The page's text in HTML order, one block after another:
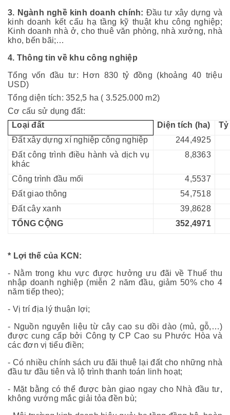
3. Ngành nghề kinh doanh chính: Đầu tư xây dựng và
kinh doanh kết cấu hạ tầng kỹ thuật khu công nghiệp;
Kinh doanh nhà ở, cho thuê văn phòng, nhà xưởng, nhà
kho, bến bãi;…
4. Thông tin về khu công nghiệp
Tổng vốn đầu tư: Hơn 830 tỷ đồng (khoảng 40 triệu
USD)
Tổng diện tích: 352,5 ha ( 3.525.000 m2)
Cơ cấu sử dụng đất:
Loại đất
Diện tích (ha)
Tỷ
Đất xây dựng xí nghiệp công nghiệp
244,4925
Đất công trình điều hành và dịch vụ
khác
8,8363
Công trình đầu mối
4,5537
Đất giao thông
54,7518
Đất cây xanh
39,8628
TỔNG CỘNG
352,4971
* Lợi thế của KCN :
- Nằm trong khu vực được hưởng ưu đãi về Thuế thu
nhập doanh nghiệp (miễn 2 năm đầu, giảm 50% cho 4
năm tiếp theo);
- Vị trí địa lý thuận lợi;
- Nguồn nguyên liệu từ cây cao su dồi dào (mủ, gỗ,…)
được cung cấp bởi Công ty CP Cao su Phước Hòa và
các đơn vị tiểu điền;
- Có nhiều chính sách ưu đãi thuê lại đất cho những nhà
đầu tư đầu tiên và lộ trình thanh toán linh hoạt;
- Mặt bằng có thể được bàn giao ngay cho Nhà đầu tư,
không vướng mắc giải tỏa đền bù;